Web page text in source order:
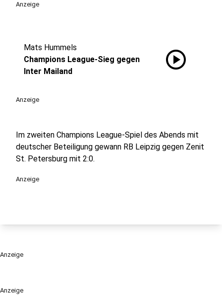
Anzeige
Anzeige
Mats Hummels
Champions League-Sieg gegen
Inter Mailand
play_circle
Anzeige
Im zweiten Champions League-Spiel des Abends mit
deutscher Beteiligung gewann RB Leipzig gegen Zenit
St. Petersburg mit 2:0.
Anzeige
Anzeige